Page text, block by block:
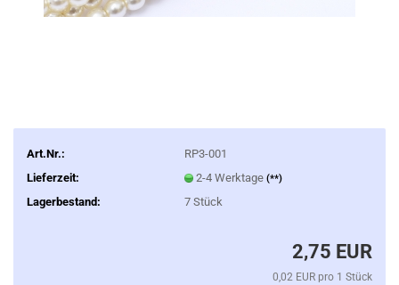
Art.Nr.:
RP3-001
Lieferzeit:
2-4 Werktage (**)
Lagerbestand: 7 Stück
2,75 EUR
0,02 EUR pro 1 Stück